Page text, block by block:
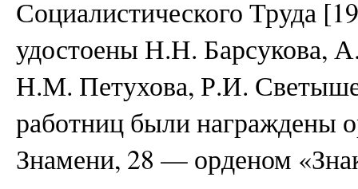
Социалистического Труда
удостоены Н.Н. Барсукова,
Н.М. Петухова, Р.И.
работниц были награждены
Знамени, 28 — орденом